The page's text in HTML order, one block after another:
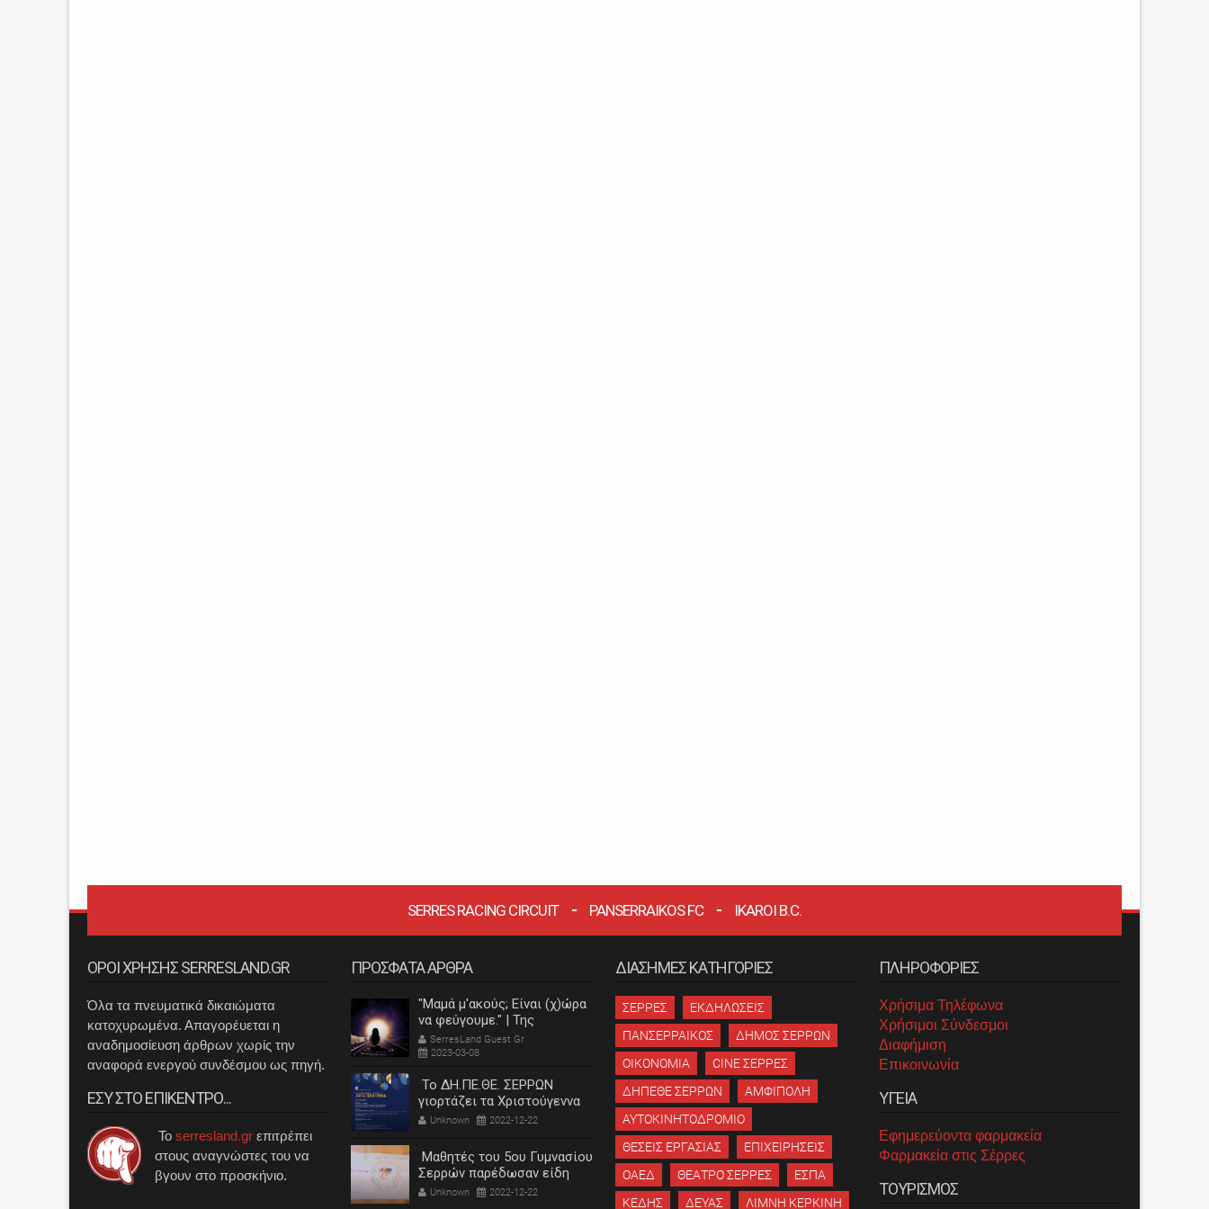
SERRES RACING CIRCUIT PANSERRAIKOS FC IKAROI B.C.
ΟΡΟΙ ΧΡΗΣΗΣ SERRESLAND.GR
Όλα τα πνευματικά δικαιώματα
κατοχυρωμένα. Απαγορέυεται η
αναδημοσίευση άρθρων χωρίς την
αναφορά ενεργού συνδέσμου ως πηγή.
ΕΣΥ ΣΤΟ ΕΠΙΚΕΝΤΡΟ...
Το serresland.gr επιτρέπει
στους αναγνώστες του να
βγουν στο προσκήνιο.
ΠΡΟΣΦΑΤΑ ΑΡΘΡΑ
"Μαμά μ'ακούς; Είναι (χ)ώρα
να φεύγουμε." | Της
Κατερίνας Λεβαντή
SerresLand Guest Gr
2023-03-08
Το ΔΗ.ΠΕ.ΘΕ. ΣΕΡΡΩΝ
γιορτάζει τα Χριστούγεννα
Unknown 2022-12-22
Μαθητές του 5ου Γυμνασίου
Σερρών παρέδωσαν είδη
πρώτης ανάγκης στο
Unknown 2022-12-22
ΔΙΑΣΗΜΕΣ ΚΑΤΗΓΟΡΙΕΣ
ΣΕΡΡΕΣ
ΕΚΔΗΛΩΣΕΙΣ
ΠΑΝΣΕΡΡΑΙΚΟΣ
ΔΗΜΟΣ ΣΕΡΡΩΝ
ΟΙΚΟΝΟΜΙΑ
CINE ΣΕΡΡΕΣ
ΔΗΠΕΘΕ ΣΕΡΡΩΝ
ΑΜΦΙΠΟΛΗ
ΑΥΤΟΚΙΝΗΤΟΔΡΟΜΙΟ
ΘΕΣΕΙΣ ΕΡΓΑΣΙΑΣ
ΕΠΙΧΕΙΡΗΣΕΙΣ
ΟΑΕΔ
ΘΕΑΤΡΟ ΣΕΡΡΕΣ
ΕΣΠΑ
ΚΕΔΗΣ
ΔΕΥΑΣ ΛΙΜΝΗ ΚΕΡΚΙΝΗ
ΠΛΗΡΟΦΟΡΙΕΣ
Χρήσιμα Τηλέφωνα
Χρήσιμοι Σύνδεσμοι
Διαφήμιση
Επικοινωνία
ΥΓΕΙΑ
Εφημερεύοντα φαρμακεία
Φαρμακεία στις Σέρρες
ΤΟΥΡΙΣΜΟΣ